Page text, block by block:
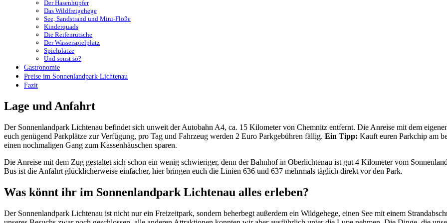
Der Hasenhüpfer
Das Wildfreigehege
See, Sandstrand und Mini-Flöße
Kinderquads
Die Reifenrutsche
Der Wasserspielplatz
Spielplätze
Und sonst so?
Gastronomie
Preise im Sonnenlandpark Lichtenau
Fazit
Lage und Anfahrt
Der Sonnenlandpark Lichtenau befindet sich unweit der Autobahn A4, ca. 15 Kilometer von Chemnitz entfernt. Die Anreise mit dem
euch genügend Parkplätze zur Verfügung, pro Tag und Fahrzeug werden 2 Euro Parkgebühren fällig. Ein Tipp: Kauft euren Parkchip am
einen nochmaligen Gang zum Kassenhäuschen sparen.
Die Anreise mit dem Zug gestaltet sich schon ein wenig schwieriger, denn der Bahnhof in Oberlichtenau ist gut 4 Kilometer vom
Bus ist die Anfahrt glücklicherweise einfacher, hier bringen euch die Linien 636 und 637 mehrmals täglich direkt vor den Park.
Was könnt ihr im Sonnenlandpark Lichtenau alles erleben?
Der Sonnenlandpark Lichtenau ist nicht nur ein Freizeitpark, sondern beherbegt außerdem ein Wildgehege, einen See mit einem